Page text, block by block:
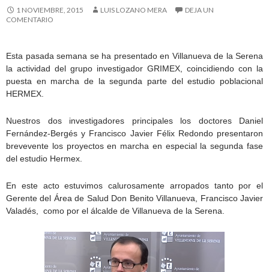
1 NOVIEMBRE, 2015 LUIS LOZANO MERA
DEJA UN
COMENTARIO
Esta pasada semana se ha presentado en Villanueva de la Serena
la actividad del grupo investigador GRIMEX, coincidiendo con la
puesta en marcha de la segunda parte del estudio poblacional
HERMEX.
Nuestros dos investigadores principales los doctores Daniel
Fernández-Bergés y Francisco Javier Félix Redondo presentaron
brevevente los proyectos en marcha en especial la segunda fase
del estudio Hermex.
En este acto estuvimos calurosamente arropados tanto por el
Gerente del Área de Salud Don Benito Villanueva, Francisco Javier
Valadés, como por el álcalde de Villanueva de la Serena.